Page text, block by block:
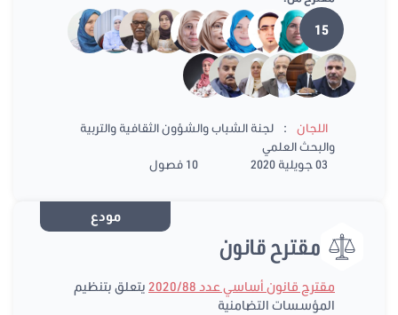
15
اللجان :
لجنة الشباب والشؤون الثقافية والتربية
والبحث العلمي
03 جويلية 2020
10 فصول
مودع
مقترح قانون
مقترح قانون أساسي عدد 2020/88
يتعلق بتنظيم
المؤسسات التضامنية